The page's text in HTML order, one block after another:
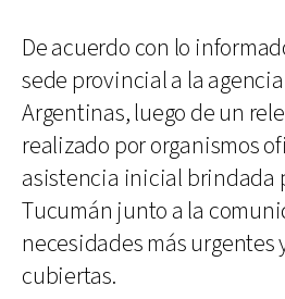
De acuerdo con lo
sede provincial a la
Argentinas, luego de un
realizado por organismos
asistencia inicial brindada
Tucumán junto a la
necesidades más urgentes
cubiertas.